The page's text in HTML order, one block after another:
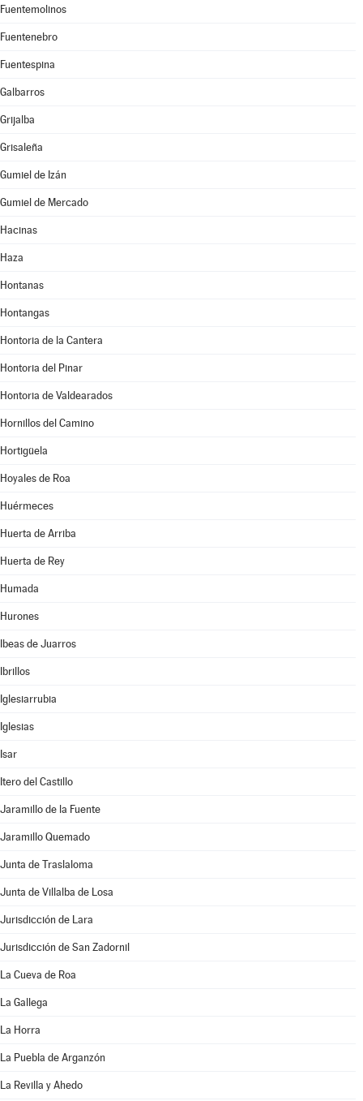
Fuentemolinos
Fuentenebro
Fuentespina
Galbarros
Grijalba
Grisaleña
Gumiel de Izán
Gumiel de Mercado
Hacinas
Haza
Hontanas
Hontangas
Hontoria de la Cantera
Hontoria del Pinar
Hontoria de Valdearados
Hornillos del Camino
Hortigüela
Hoyales de Roa
Huérmeces
Huerta de Arriba
Huerta de Rey
Humada
Hurones
Ibeas de Juarros
Ibrillos
Iglesiarrubia
Iglesias
Isar
Itero del Castillo
Jaramillo de la Fuente
Jaramillo Quemado
Junta de Traslaloma
Junta de Villalba de Losa
Jurisdicción de Lara
Jurisdicción de San Zadornil
La Cueva de Roa
La Gallega
La Horra
La Puebla de Arganzón
La Revilla y Ahedo